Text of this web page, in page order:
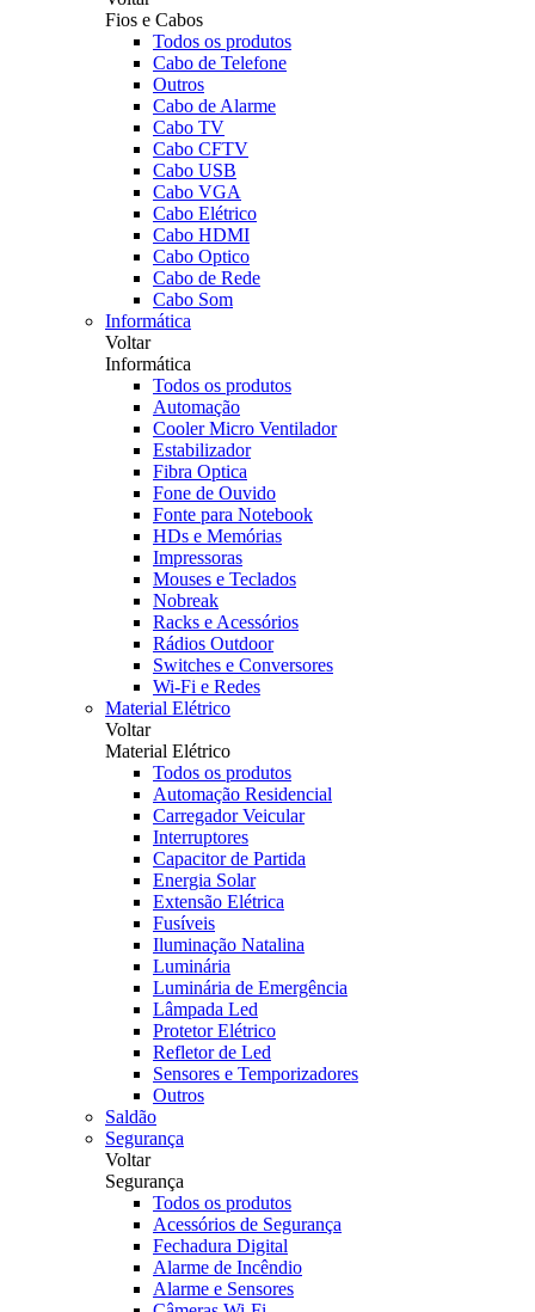
Fios e Cabos
Todos os produtos
Cabo de Telefone
Outros
Cabo de Alarme
Cabo TV
Cabo CFTV
Cabo USB
Cabo VGA
Cabo Elétrico
Cabo HDMI
Cabo Optico
Cabo de Rede
Cabo Som
Informática
Voltar
Informática
Todos os produtos
Automação
Cooler Micro Ventilador
Estabilizador
Fibra Optica
Fone de Ouvido
Fonte para Notebook
HDs e Memórias
Impressoras
Mouses e Teclados
Nobreak
Racks e Acessórios
Rádios Outdoor
Switches e Conversores
Wi-Fi e Redes
Material Elétrico
Voltar
Material Elétrico
Todos os produtos
Automação Residencial
Carregador Veicular
Interruptores
Capacitor de Partida
Energia Solar
Extensão Elétrica
Fusíveis
Iluminação Natalina
Luminária
Luminária de Emergência
Lâmpada Led
Protetor Elétrico
Refletor de Led
Sensores e Temporizadores
Outros
Saldão
Segurança
Voltar
Segurança
Todos os produtos
Acessórios de Segurança
Fechadura Digital
Alarme de Incêndio
Alarme e Sensores